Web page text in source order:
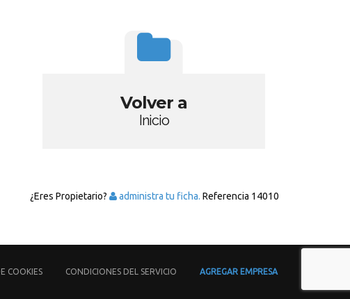
Volver a
Inicio
¿Eres Propietario? administra tu ficha. Referencia 14010
COOKIES CONDICIONES DEL SERVICIO AGREGAR EMPRESA